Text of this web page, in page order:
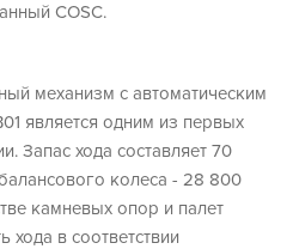
COSC.
механизм с автоматическим
является одним из первых
Запас хода составляет 70
колеса - 28 800
камневых опор и палет
хода в соответствии